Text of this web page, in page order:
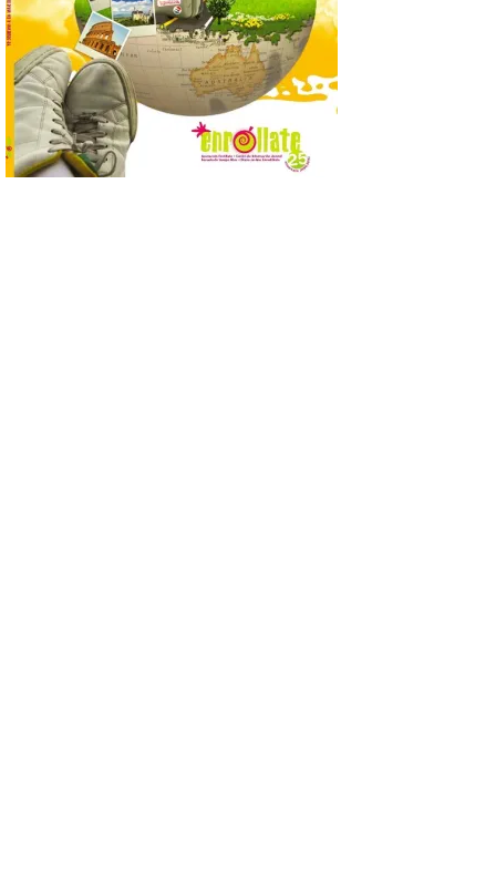
6 Ago 2026
La novena campaña
arqueológica centrará sus
trabajos en el estudio de la
organización urbana y la
vida cotidiana del poblado
y contará con la participación de
estudiantes del grado en Historia. La
excavación se complementará con